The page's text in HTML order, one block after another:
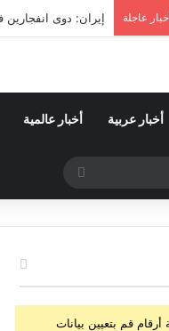
عاجلة إيران: دوى
أخبار عربية أخبار عالمية
عن
قم بتعيين بيانات